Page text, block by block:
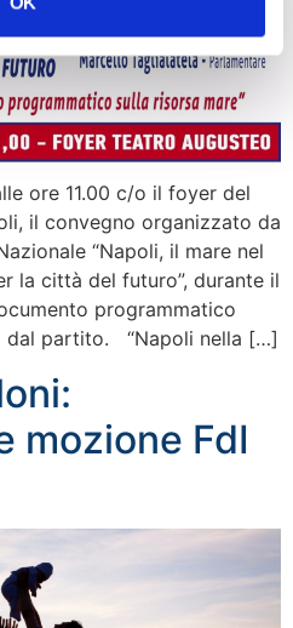
ore 11.00 c/o il foyer del
il convegno organizzato da
“Napoli, il mare nel
la città del futuro”, durante il
programmatico
dal partito. “Napoli nella […]
mozione FdI